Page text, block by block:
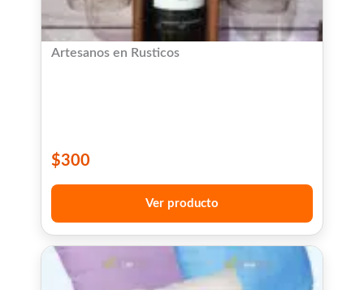
Artesanos en Rusticos
$300
Ver producto